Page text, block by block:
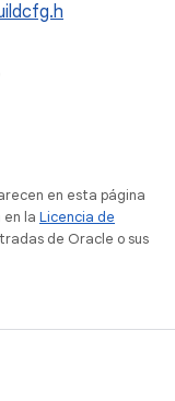
en esta página
la Licencia de
de Oracle o sus